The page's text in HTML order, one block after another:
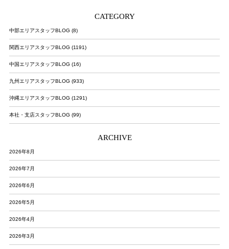
CATEGORY
中部エリアスタッフBLOG (8)
関西エリアスタッフBLOG (1191)
中国エリアスタッフBLOG (16)
九州エリアスタッフBLOG (933)
沖縄エリアスタッフBLOG (1291)
本社・支店スタッフBLOG (99)
ARCHIVE
2026年8月
2026年7月
2026年6月
2026年5月
2026年4月
2026年3月